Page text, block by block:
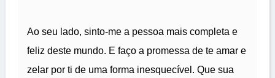
Ao seu lado, sinto-me a pessoa mais completa e
feliz deste mundo. E faço a promessa de te amar e
zelar por ti de uma forma inesquecível. Que sua